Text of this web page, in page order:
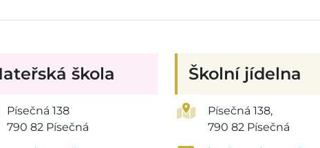
škola
Písečná 138
790 82 Písečná
Školní jídelna
Písečná 138,
790 82 Písečná